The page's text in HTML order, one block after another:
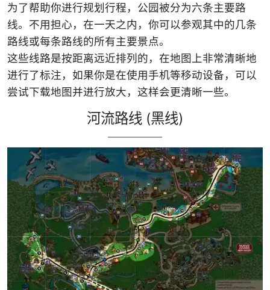
为了帮助你进行规划行程，公园被分为六条主要路
线。不用担心，在一天之内，你可以参观其中的几条
路线或每条路线的所有主要景点。
这些线路是按距离远近排列的，在地图上非常清晰地
进行了标注，如果你是在使用手机等移动设备，可以
尝试下载地图并进行放大，这样会更清晰一些。
河流路线 (黑线)